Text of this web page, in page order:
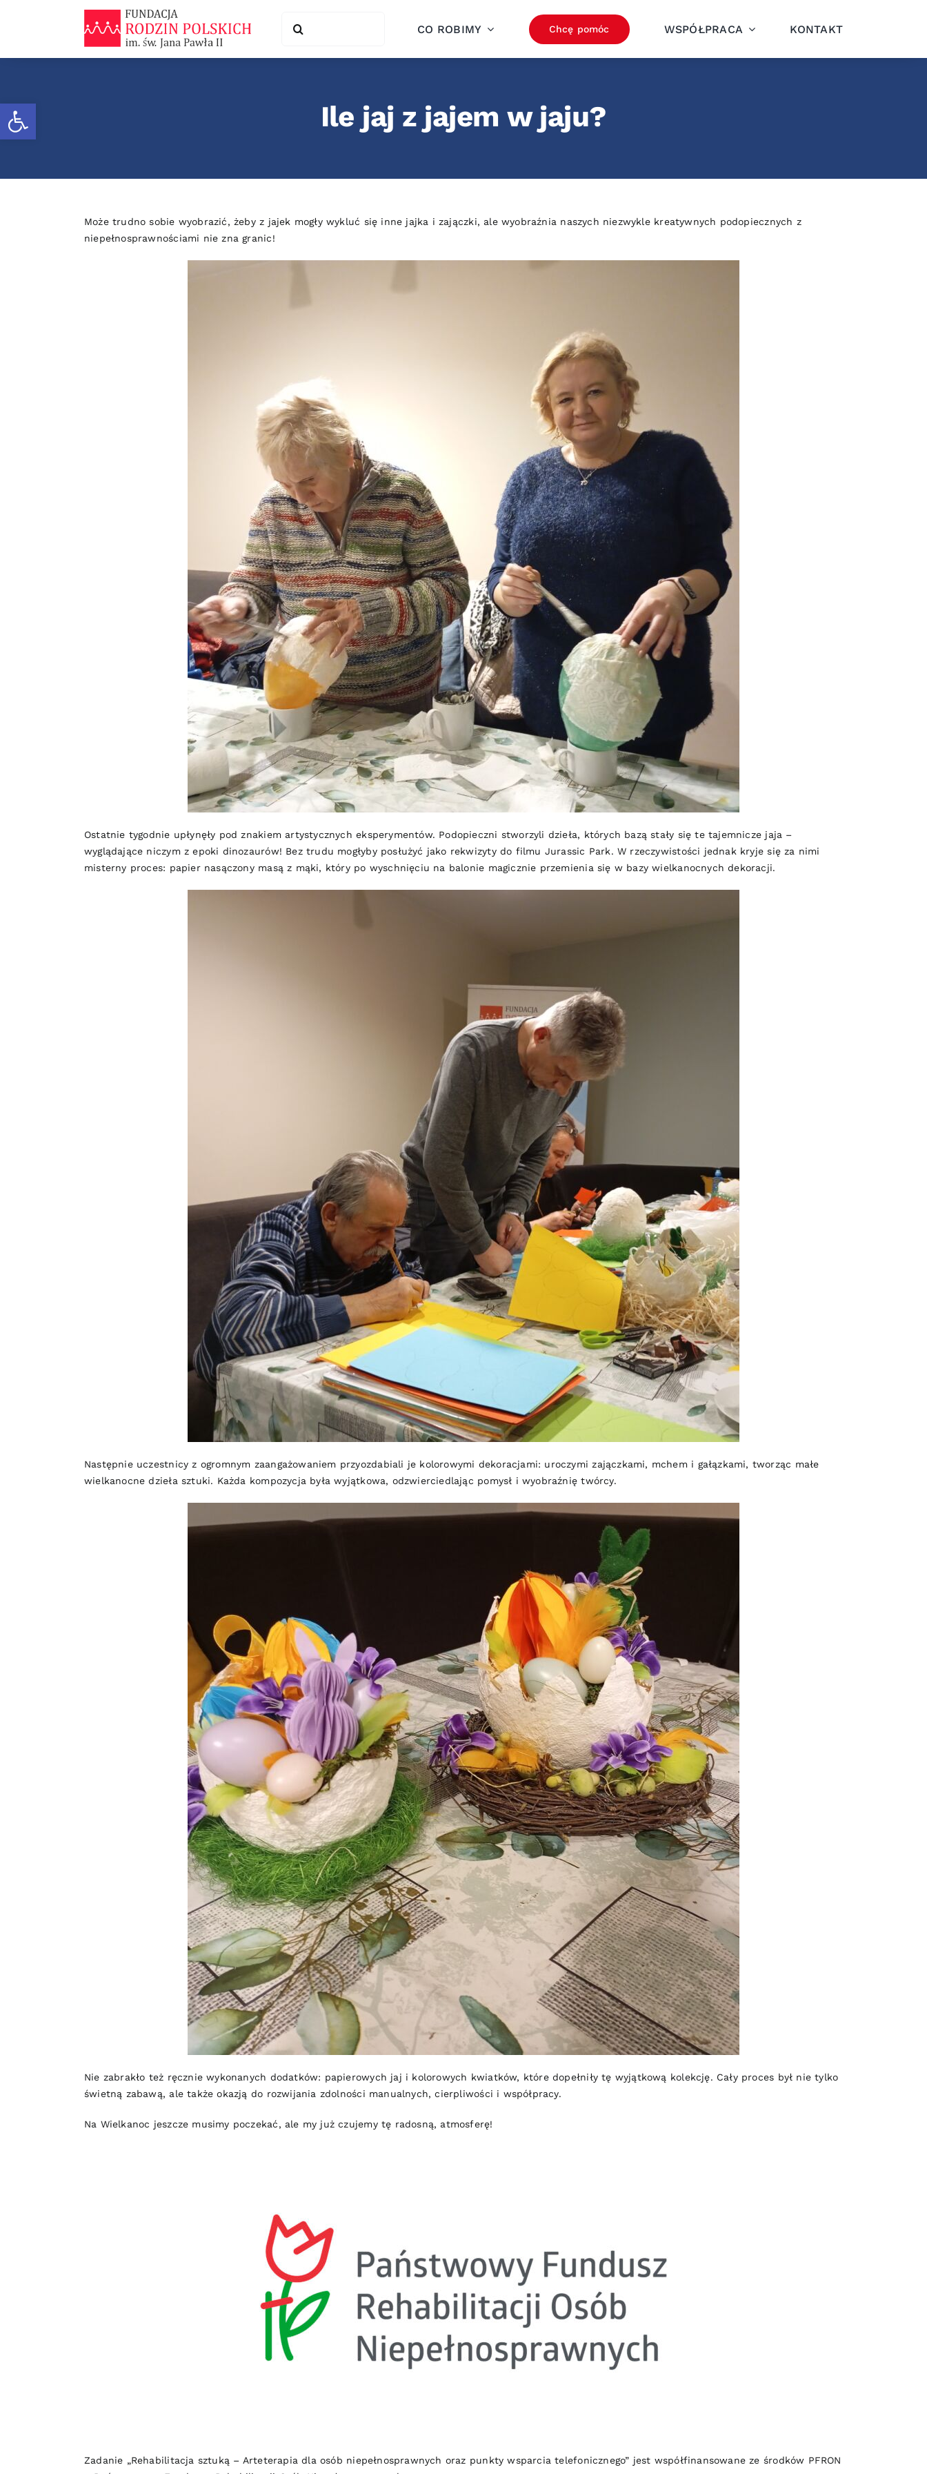
Otwórz pasek narzędzi
for:
CO ROBIMY Chcę pomóc WSPÓŁPRACA KONTAKT
Ile jaj z jajem w jaju?
Może trudno sobie wyobrazić, żeby z jajek mogły wykluć się inne jajka i zajączki, ale wyobraźnia naszych niezwykle kreatywnych podopiecznych z
niepełnosprawnościami nie zna granic!
Ostatnie tygodnie upłynęły pod znakiem artystycznych eksperymentów. Podopieczni stworzyli dzieła, których bazą stały się te tajemnicze jaja –
wyglądające niczym z epoki dinozaurów! Bez trudu mogłyby posłużyć jako rekwizyty do filmu Jurassic Park. W rzeczywistości jednak kryje się za nimi
misterny proces: papier nasączony masą z mąki, który po wyschnięciu na balonie magicznie przemienia się w bazy wielkanocnych dekoracji.
Następnie uczestnicy z ogromnym zaangażowaniem przyozdabiali je kolorowymi dekoracjami: uroczymi zajączkami, mchem i gałązkami, tworząc małe
wielkanocne dzieła sztuki. Każda kompozycja była wyjątkowa, odzwierciedlając pomysł i wyobraźnię twórcy.
Nie zabrakło też ręcznie wykonanych dodatków: papierowych jaj i kolorowych kwiatków, które dopełniły tę wyjątkową kolekcję. Cały proces był nie tylko
świetną zabawą, ale także okazją do rozwijania zdolności manualnych, cierpliwości i współpracy.
Na Wielkanoc jeszcze musimy poczekać, ale my już czujemy tę radosną, atmosferę!
Zadanie „Rehabilitacja sztuką – Arteterapia dla osób niepełnosprawnych oraz punkty wsparcia telefonicznego” jest współfinansowane ze środków PFRON